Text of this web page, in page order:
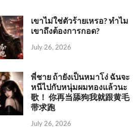
เขาไม่ใช่ตัวร้ายเหรอ? ทำไม
เขาถึงต้องการกอด?
July 26, 2026
พี่ชาย ถ้ายังเป็นหมาโง่ ฉันจะ
หนีไปกับหนุ่มผมทองแล้วนะ
歌！ 你再当舔狗我就跟黄毛
带求跑
July 26, 2026